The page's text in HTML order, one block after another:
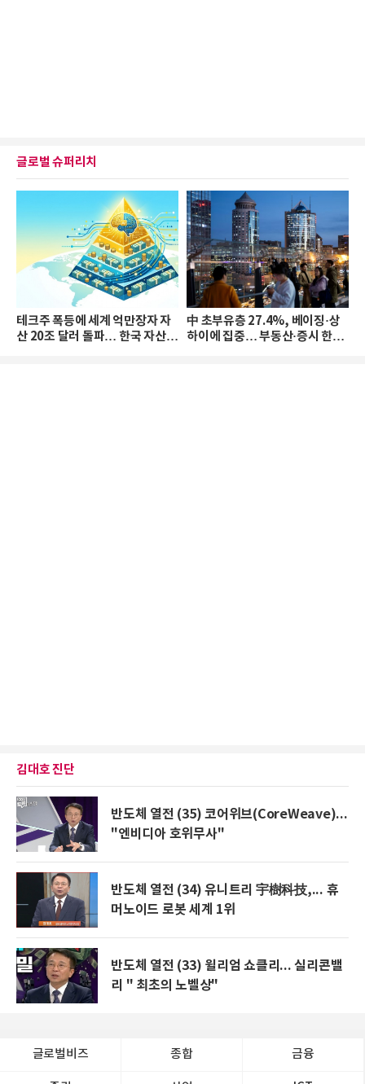
글로벌 슈퍼리치
테크주 폭등에 세계 억만장자 자
산 20조 달러 돌파… 한국 자산
中 초부유층 27.4%, 베이징·상
하이에 집중… 부동산·증시 한파
김대호 진단
반도체 열전 (35) 코어위브(CoreWeave)...
"엔비디아 호위무사"
반도체 열전 (34) 유니트리 宇樹科技,... 휴
머노이드 로봇 세계 1위
반도체 열전 (33) 윌리엄 쇼클리... 실리콘밸
리 " 최초의 노벨상"
글로벌비즈 종합 금융